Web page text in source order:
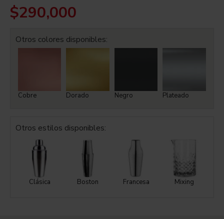
$290,000
Otros colores disponibles:
Cobre Dorado Negro Plateado
Otros estilos disponibles:
Clásica Boston Francesa Mixing